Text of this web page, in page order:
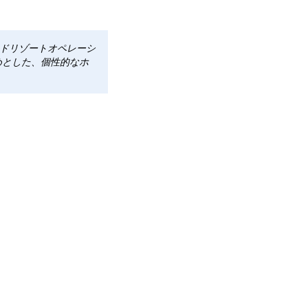
リゾートオペレーシ
した、個性的なホ